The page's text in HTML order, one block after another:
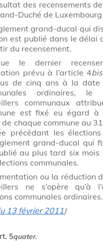
des recensements
Duché de
grand-ducal qui
est publié dans le délai
du recensement.
le dernier
prévu à l’article 4bis
de cinq ans à la date
ordinaires, le
communaux
est fixé eu égard à
de chaque commune au
précédant les
grand-ducal qui
au plus tard six
communales.
ou la réduction
ne s’opère qu’à
communales
13 février 2011)
5quater.